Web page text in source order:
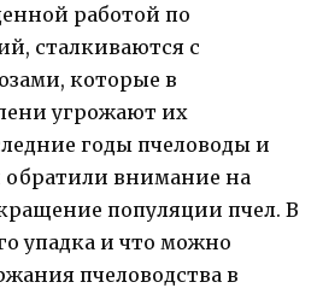
работой по
сталкиваются с
которые в
угрожают их
годы пчеловоды и
обратили внимание на
популяции пчел. В
упадка и что можно
пчеловодства в